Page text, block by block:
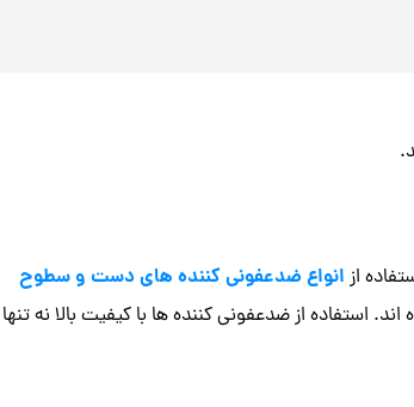
از انواع ضدعفونی کننده های دست و سطوح
استفاده از ضدعفونی کننده ها با کیفیت بالا نه تنها